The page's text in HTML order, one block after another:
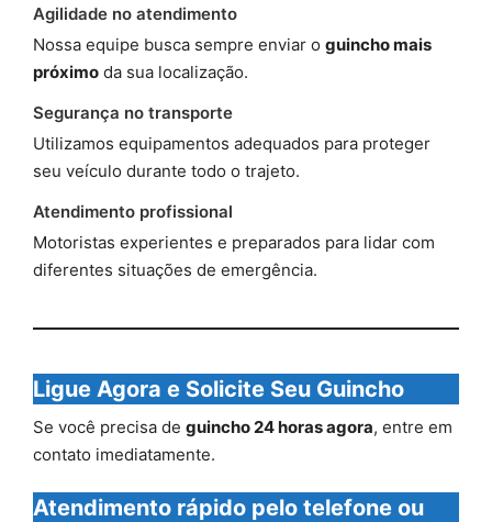
Agilidade no atendimento
Nossa equipe busca sempre enviar o guincho mais
próximo da sua localização.
Segurança no transporte
Utilizamos equipamentos adequados para proteger
seu veículo durante todo o trajeto.
Atendimento profissional
Motoristas experientes e preparados para lidar com
diferentes situações de emergência.
Ligue Agora e Solicite Seu Guincho
Se você precisa de guincho 24 horas agora, entre em
contato imediatamente.
Atendimento rápido pelo telefone ou